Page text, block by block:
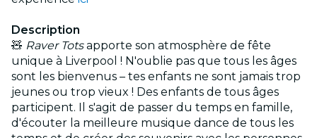
Description
🧸 Raver Totsapporte son atmosphère de fête
unique à Liverpool ! N'oublie pas que tous les âges
sont les bienvenus – tes enfants ne sont jamais trop
jeunes ou trop vieux ! Des enfants de tous âges
participent. Il s'agit de passer du temps en famille,
d'écouter la meilleure musique dance de tous les